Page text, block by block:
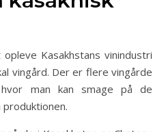
Kasakhstans vinindustri
vingård. Der er flere vingårde
man kan smage på de